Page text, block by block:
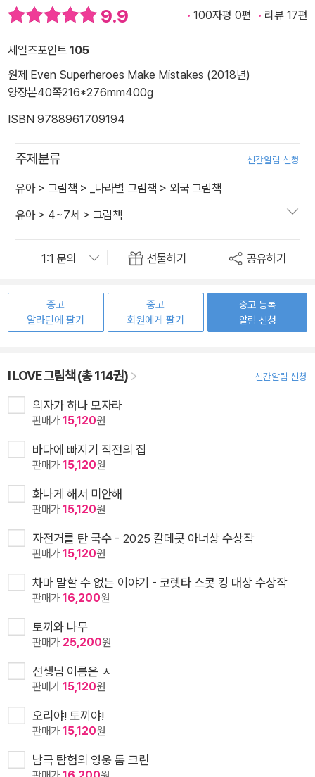
9.9 100자평 0편 리뷰 17편
세일즈포인트 105
원제 Even Superheroes Make Mistakes (2018년)
양장본40쪽216*276mm400g
ISBN 9788961709194
주제분류 신간알림 신청
유아> 그림책 > _나라별 그림책 > 외국 그림책
유아> 4~7세 > 그림책
선물하기 공유하기
중고
알라딘에 팔기
중고
회원에게 팔기
중고 등록
알림 신청
I LOVE 그림책 (총 114권) 신간알림 신청
의자가 하나 모자라
판매가15,120원
바다에 빠지기 직전의 집
판매가15,120원
화나게 해서 미안해
판매가15,120원
자전거를 탄 국수 - 2025 칼데콧 아너상 수상작
판매가15,120원
차마 말할 수 없는 이야기 - 코렛타 스콧 킹 대상 수상작
판매가16,200원
토끼와 나무
판매가 25,200원
선생님 이름은 ㅅ
판매가15,120원
오리야! 토끼야!
판매가15,120원
남극 탐험의 영웅 톰 크린